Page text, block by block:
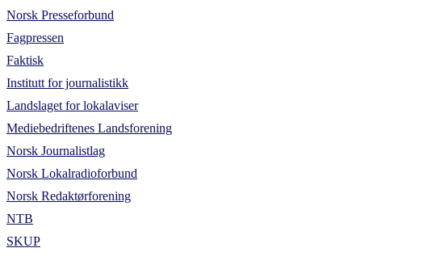
Norsk Presseforbund
Fagpressen
Faktisk
Institutt for journalistikk
Landslaget for lokalaviser
Mediebedriftenes Landsforening
Norsk Journalistlag
Norsk Lokalradioforbund
Norsk Redaktørforening
NTB
SKUP